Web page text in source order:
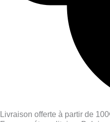
Livraison offerte à partir de